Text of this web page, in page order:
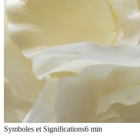
Symboles et Significations6 min